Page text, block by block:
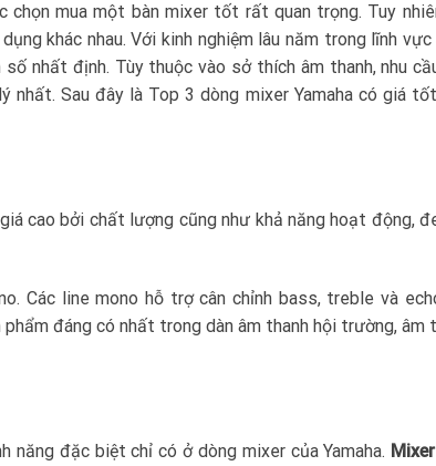
mua một bàn mixer tốt rất quan trọng. Tuy
khác nhau. Với kinh nghiệm lâu năm trong lĩnh vực
nhất định. Tùy thuộc vào sở thích âm thanh, nhu
Sau đây là Top 3 dòng mixer Yamaha có giá
cao bởi chất lượng cũng như khả năng hoạt động,
Các line mono hỗ trợ cân chỉnh bass, treble và
đáng có nhất trong dàn âm thanh hội trường, âm
năng đặc biệt chỉ có ở dòng mixer của Yamaha.